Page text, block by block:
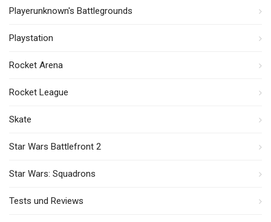
Playerunknown's Battlegrounds
Playstation
Rocket Arena
Rocket League
Skate
Star Wars Battlefront 2
Star Wars: Squadrons
Tests und Reviews